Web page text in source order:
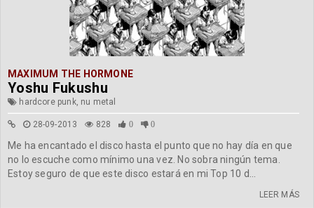
MAXIMUM THE HORMONE
Yoshu Fukushu
hardcore punk, nu metal
28-09-2013 828 0 0
Me ha encantado el disco hasta el punto que no hay día en que
no lo escuche como mínimo una vez. No sobra ningún tema.
Estoy seguro de que este disco estará en mi Top 10 d...
LEER MÁS